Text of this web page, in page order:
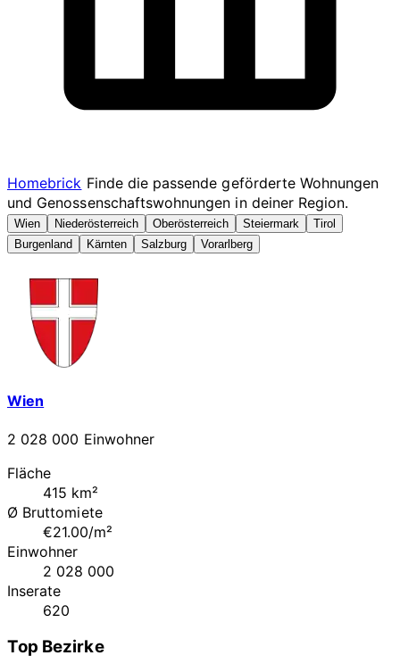
Homebrick Finde die passende geförderte Wohnungen
und Genossenschaftswohnungen in deiner Region.
Wien Niederösterreich Oberösterreich Steiermark
Tirol
Burgenland
Kärnten Salzburg Vorarlberg
Wien
2 028 000 Einwohner
Fläche
415 km²
Ø Bruttomiete
€21.00/m²
Einwohner
2 028 000
Inserate
620
Top Bezirke